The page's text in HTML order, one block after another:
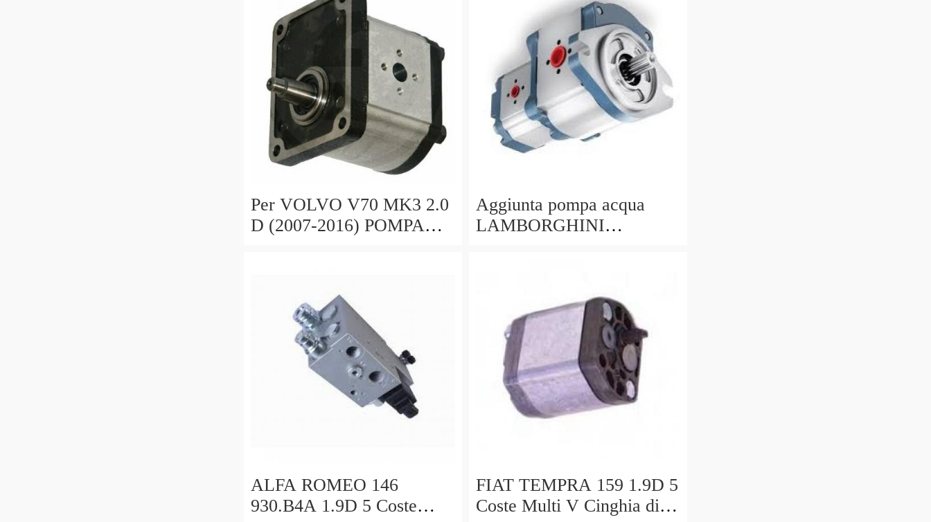
Per VOLVO V70 MK3 2.0
D (2007-2016) POMPA
Aggiunta pompa acqua
LAMBORGHINI
ALFA ROMEO 146
930.B4A 1.9D 5 Coste
FIAT TEMPRA 159 1.9D 5
Coste Multi V Cinghia di